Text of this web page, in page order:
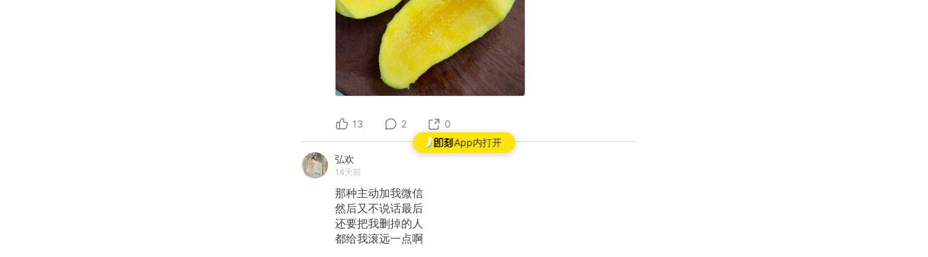
App内打开
13 2 0
弘欢
14天前
那种主动加我微信
然后又不说话最后
还要把我删掉的人
都给我滚远一点啊